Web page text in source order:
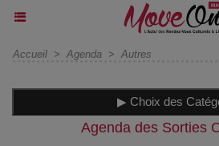
Accueil > Agenda > Autres
▶ Choix des
Agenda des Sorties